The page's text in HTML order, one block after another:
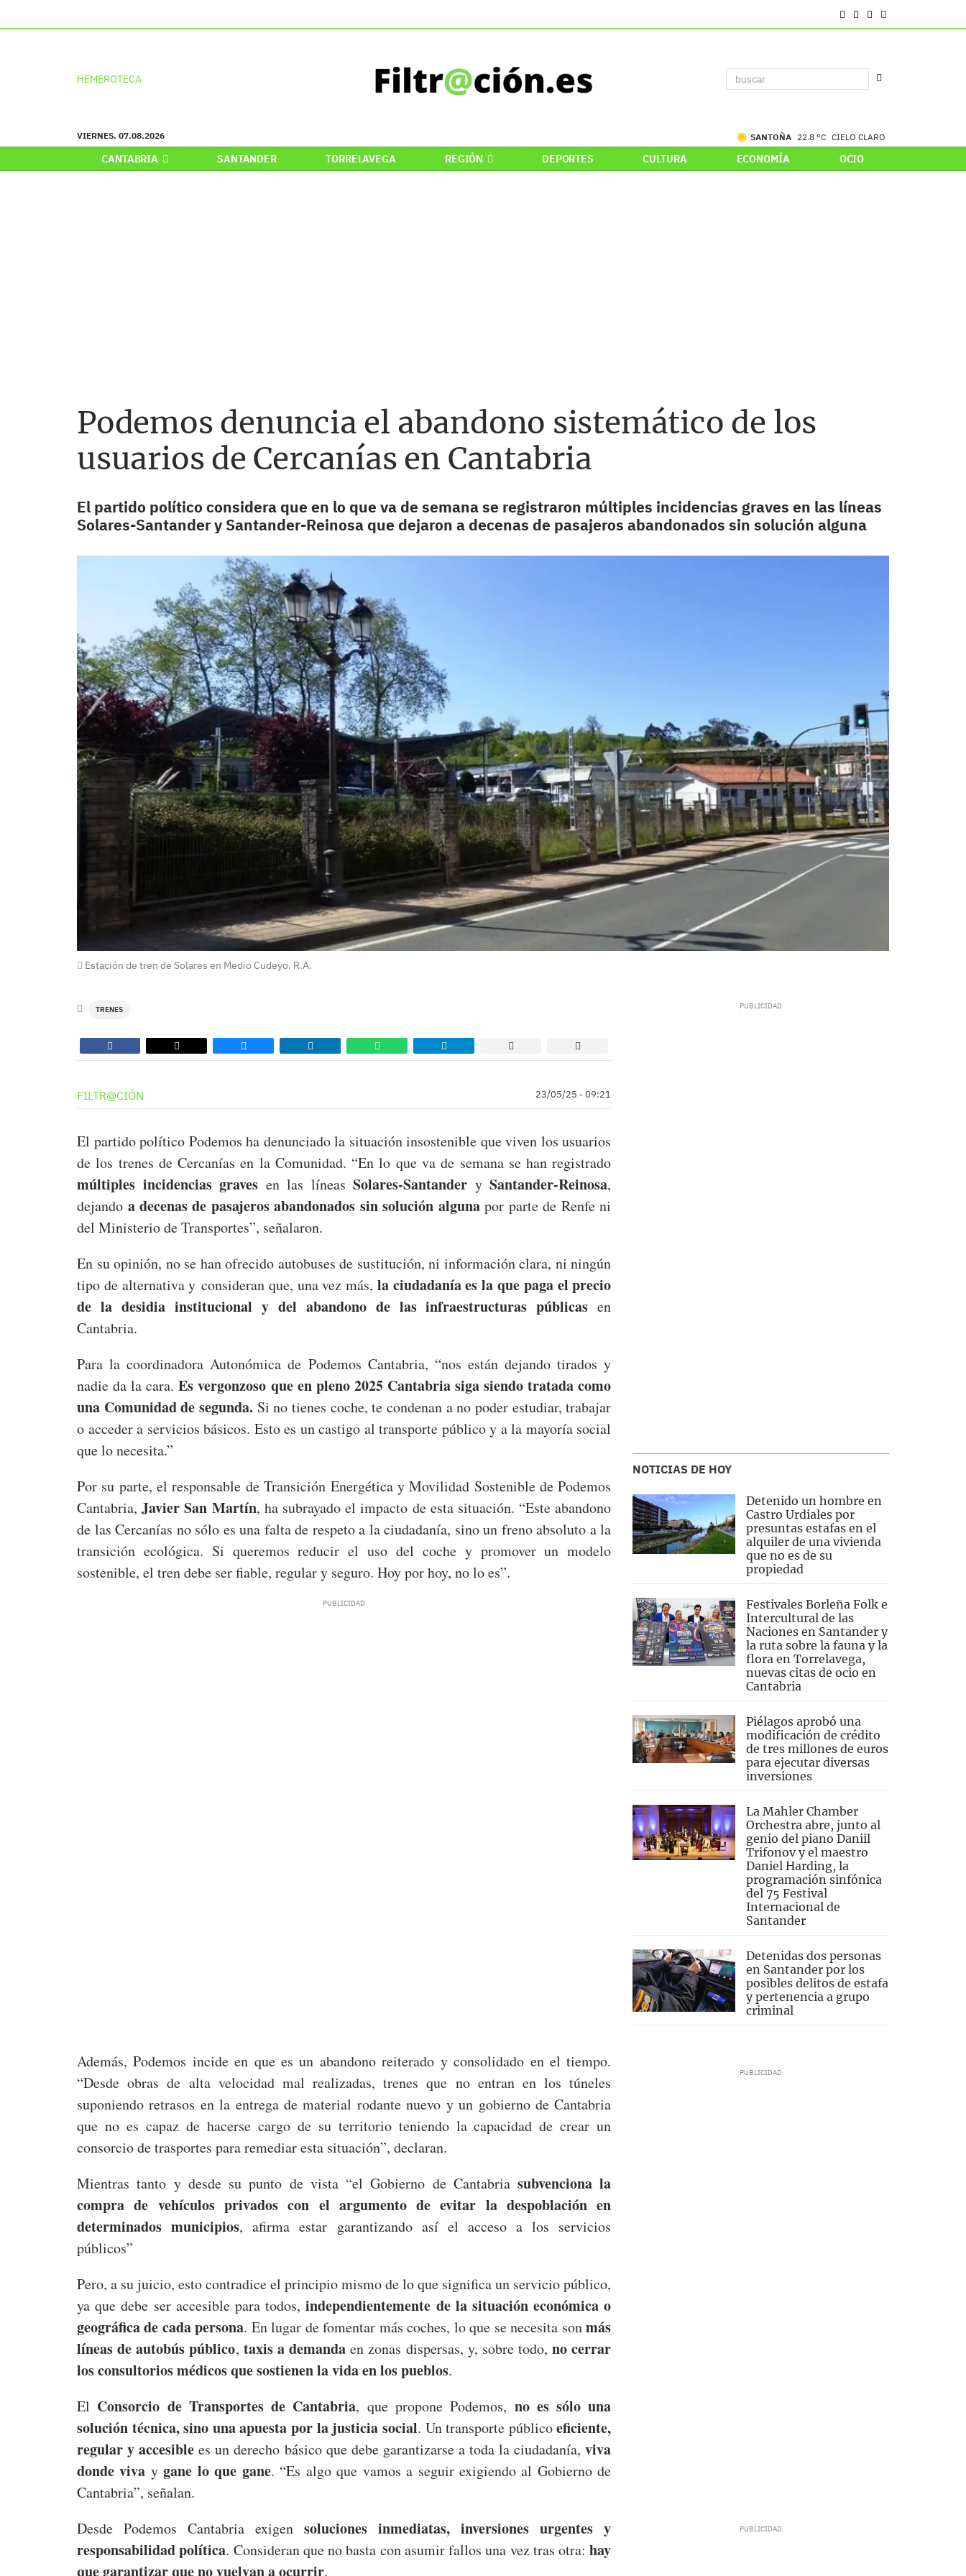
HEMEROTECA
VIERNES. 07.08.2026 SANTOÑA 22.8 °C CIELO CLARO
CANTABRIA SANTANDER TORRELAVEGA REGIÓN DEPORTES CULTURA ECONOMÍA OCIO
Podemos denuncia el abandono sistemático de los
usuarios de Cercanías en Cantabria
El partido político considera que en lo que va de semana se registraron múltiples incidencias graves en las líneas
Solares-Santander y Santander-Reinosa que dejaron a decenas de pasajeros abandonados sin solución alguna
Estación de tren de Solares en Medio Cudeyo. R.A.
TRENES
FILTR@CIÓN 23/05/25 - 09:21
El partido político Podemos ha denunciado la situación insostenible que viven los usuarios
de los trenes de Cercanías en la Comunidad. “En lo que va de semana se han registrado
múltiples incidencias graves en las líneasSolares-Santander ySantander-Reinosa,
dejando a decenas de pasajeros abandonados sin solución algunapor parte de Renfe ni
del Ministerio de Transportes”, señalaron.
En su opinión, no se han ofrecido autobuses de sustitución, ni información clara, ni ningún
tipo de alternativa y consideran que, una vez más, la ciudadanía es la que paga el precio
de la desidia institucional y del abandono de las infraestructuras públicas en
Cantabria.
Para la coordinadora Autonómica de Podemos Cantabria, “nos están dejando tirados y
nadie da la cara.Es vergonzoso que en pleno 2025 Cantabria siga siendo tratada como
una Comunidad de segunda. Si no tienes coche, te condenan a no poder estudiar, trabajar
o acceder a servicios básicos. Esto es un castigo al transporte público y a la mayoría social
que lo necesita.”
Por su parte, el responsable de Transición Energética y Movilidad Sostenible de Podemos
Cantabria,Javier San Martín, ha subrayado el impacto de esta situación. “Este abandono
de las Cercanías no sólo es una falta de respeto a la ciudadanía, sino un freno absoluto a la
transición ecológica. Si queremos reducir el uso del coche y promover un modelo
sostenible, el tren debe ser fiable, regular y seguro. Hoy por hoy, no lo es”.
Además, Podemos incide en que es un abandono reiterado y consolidado en el tiempo.
“Desde obras de alta velocidad mal realizadas, trenes que no entran en los túneles
suponiendo retrasos en la entrega de material rodante nuevo y un gobierno de Cantabria
que no es capaz de hacerse cargo de su territorio teniendo la capacidad de crear un
consorcio de trasportes para remediar esta situación”, declaran.
Mientras tanto y desde su punto de vista “el Gobierno de Cantabriasubvenciona la
compra de vehículos privados con el argumento de evitar la despoblación en
determinados municipios, afirma estar garantizando así el acceso a los servicios
públicos”
Pero, a su juicio, esto contradice el principio mismo de lo que significa un servicio público,
ya que debe ser accesible para todos,independientemente de la situación económica o
geográfica de cada persona. En lugar de fomentar más coches, lo que se necesita sonmás
líneas de autobús público, taxis a demanda en zonas dispersas, y, sobre todo,no cerrar
los consultorios médicos que sostienen la vida en los pueblos.
El Consorcio de Transportes de Cantabria, que propone Podemos, no es sólo una
solución técnica, sino una apuesta por la justicia social. Un transporte públicoeficiente,
regular y accesible es un derecho básico que debe garantizarse a toda la ciudadanía,viva
donde viva ygane lo que gane. “Es algo que vamos a seguir exigiendo al Gobierno de
Cantabria”, señalan.
Desde Podemos Cantabria exigensoluciones inmediatas, inversiones urgentes y
responsabilidad política. Consideran que no basta con asumir fallos una vez tras otra:hay
que garantizar que no vuelvan a ocurrir.
NOTICIAS DE HOY
Detenido un hombre en
Castro Urdiales por
presuntas estafas en el
alquiler de una vivienda
que no es de su
propiedad
Festivales Borleña Folk e
Intercultural de las
Naciones en Santander y
la ruta sobre la fauna y la
flora en Torrelavega,
nuevas citas de ocio en
Cantabria
Piélagos aprobó una
modificación de crédito
de tres millones de euros
para ejecutar diversas
inversiones
La Mahler Chamber
Orchestra abre, junto al
genio del piano Daniil
Trifonov y el maestro
Daniel Harding, la
programación sinfónica
del 75 Festival
Internacional de
Santander
Detenidas dos personas
en Santander por los
posibles delitos de estafa
y pertenencia a grupo
criminal